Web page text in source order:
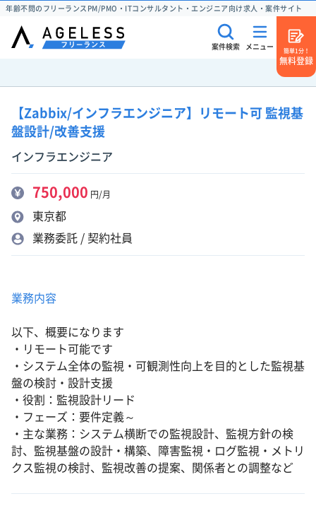
年齢不問のフリーランスPM/PMO・ITコンサルタント・エンジニア向け求人・案件サイト
案件検索 メニュー
簡単1分！
無料登録
【Zabbix/インフラエンジニア】リモート可 監視基
盤設計/改善支援
インフラエンジニア
750,000 円/月
東京都
業務委託 / 契約社員
業務内容
以下、概要になります
・リモート可能です
・システム全体の監視・可観測性向上を目的とした監視基
盤の検討・設計支援
・役割：監視設計リード
・フェーズ：要件定義～
・主な業務：システム横断での監視設計、監視方針の検
討、監視基盤の設計・構築、障害監視・ログ監視・メトリ
クス監視の検討、監視改善の提案、関係者との調整など